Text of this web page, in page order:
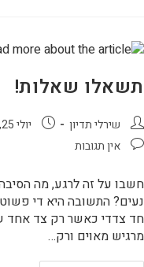
תשאלו שאלות!
שירלי תדיון יולי 25, 2021
אין תגובות
חשבו על זה לרגע, מה
נעים? התשובה היא די
חד צדדי כאשר רק צד אחד
מרגיש מאוים ורק…